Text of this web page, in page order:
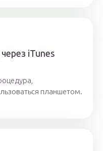
iTunes
планшетом.